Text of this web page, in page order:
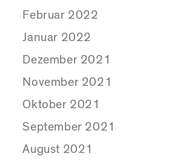
Februar 2022
Januar 2022
Dezember 2021
November 2021
Oktober 2021
September 2021
August 2021